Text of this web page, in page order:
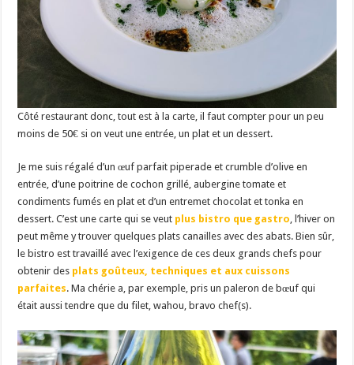
Côté restaurant donc, tout est à la carte, il faut compter pour un peu
moins de 50€ si on veut une entrée, un plat et un dessert.
Je me suis régalé d’un œuf parfait piperade et crumble d’olive en
entrée, d’une poitrine de cochon grillé, aubergine tomate et
condiments fumés en plat et d’un entremet chocolat et tonka en
dessert. C’est une carte qui se veut plus bistro que gastro, l’hiver on
peut même y trouver quelques plats canailles avec des abats. Bien sûr,
le bistro est travaillé avec l’exigence de ces deux grands chefs pour
obtenir des plats goûteux, techniques et aux cuissons
parfaites. Ma chérie a, par exemple, pris un paleron de bœuf qui
était aussi tendre que du filet, wahou, bravo chef(s).